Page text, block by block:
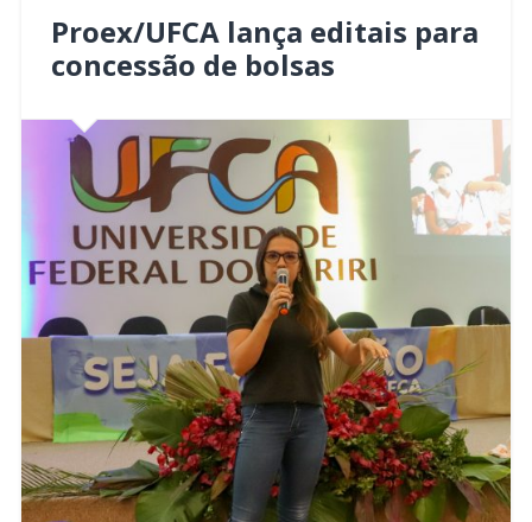
Proex/UFCA lança editais para
concessão de bolsas